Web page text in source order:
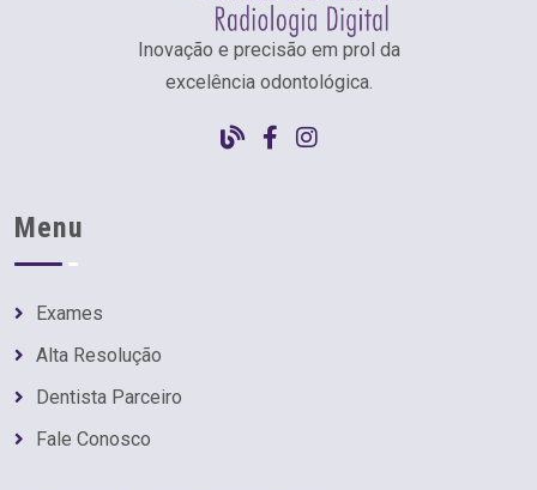
Inovação e precisão em prol da
excelência odontológica.
Menu
Exames
Alta Resolução
Dentista Parceiro
Fale Conosco